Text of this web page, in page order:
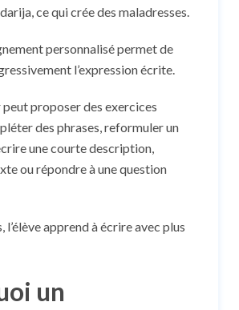
ce qui crée des maladresses.
personnalisé permet de
l’expression écrite.
peut proposer des exercices
des phrases, reformuler un
une courte description,
ou répondre à une question
l’élève apprend à écrire avec plus
un